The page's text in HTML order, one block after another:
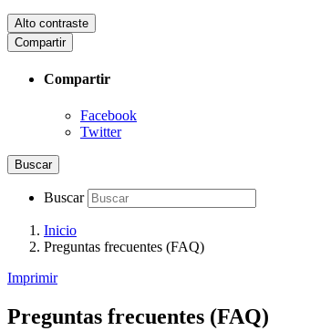
Alto contraste
Compartir
Compartir
Facebook
Twitter
Buscar
Buscar
Inicio
Preguntas frecuentes (FAQ)
Imprimir
Preguntas frecuentes (FAQ)